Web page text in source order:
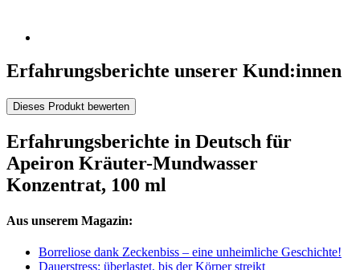
Erfahrungsberichte unserer Kund:innen
Dieses Produkt bewerten
Erfahrungsberichte in Deutsch für
Apeiron Kräuter-Mundwasser
Konzentrat, 100 ml
Aus unserem Magazin:
Borreliose dank Zeckenbiss – eine unheimliche Geschichte!
Dauerstress: überlastet, bis der Körper streikt